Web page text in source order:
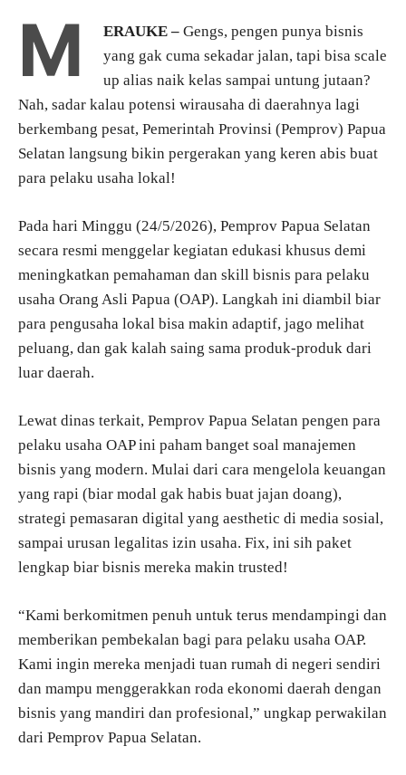
M ERAUKE – Gengs, pengen punya bisnis
yang gak cuma sekadar jalan, tapi bisa scale
up alias naik kelas sampai untung jutaan?
Nah, sadar kalau potensi wirausaha di daerahnya lagi
berkembang pesat, Pemerintah Provinsi (Pemprov) Papua
Selatan langsung bikin pergerakan yang keren abis buat
para pelaku usaha lokal!
Pada hari Minggu (24/5/2026), Pemprov Papua Selatan
secara resmi menggelar kegiatan edukasi khusus demi
meningkatkan pemahaman dan skill bisnis para pelaku
usaha Orang Asli Papua (OAP). Langkah ini diambil biar
para pengusaha lokal bisa makin adaptif, jago melihat
peluang, dan gak kalah saing sama produk-produk dari
luar daerah.
Lewat dinas terkait, Pemprov Papua Selatan pengen para
pelaku usaha OAP ini paham banget soal manajemen
bisnis yang modern. Mulai dari cara mengelola keuangan
yang rapi (biar modal gak habis buat jajan doang),
strategi pemasaran digital yang aesthetic di media sosial,
sampai urusan legalitas izin usaha. Fix, ini sih paket
lengkap biar bisnis mereka makin trusted!
“Kami berkomitmen penuh untuk terus mendampingi dan
memberikan pembekalan bagi para pelaku usaha OAP.
Kami ingin mereka menjadi tuan rumah di negeri sendiri
dan mampu menggerakkan roda ekonomi daerah dengan
bisnis yang mandiri dan profesional,” ungkap perwakilan
dari Pemprov Papua Selatan.